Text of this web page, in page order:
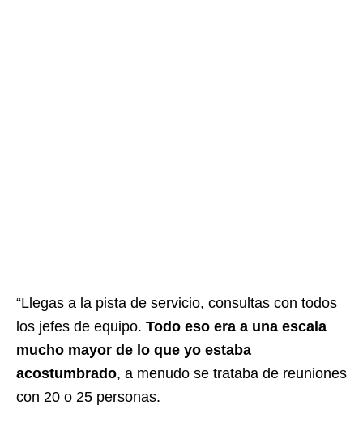
“Llegas a la pista de servicio, consultas con todos
los jefes de equipo. Todo eso era a una escala
mucho mayor de lo que yo estaba
acostumbrado, a menudo se trataba de reuniones
con 20 o 25 personas.